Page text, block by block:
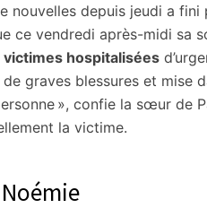
nouvelles depuis jeudi a fini
ce vendredi après-midi sa
victimes hospitalisées
graves blessures et mise
», confie la sœur de
la victime.